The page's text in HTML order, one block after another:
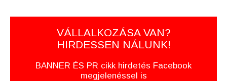
VÁLLALKOZÁSA VAN?
HIRDESSEN NÁLUNK!
BANNER ÉS PR cikk hirdetés Facebook
megjelenéssel is